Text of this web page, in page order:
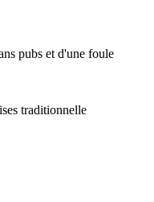
pubs et d'une foule
traditionnelle